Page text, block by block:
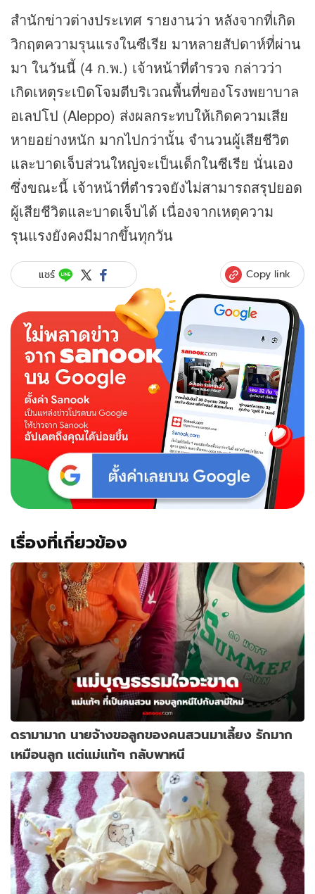
สำนักข่าวต่างประเทศ รายงานว่า หลังจากที่เกิด
วิกฤตความรุนแรงในซีเรีย มาหลายสัปดาห์ที่ผ่าน
มา ในวันนี้ (4 ก.พ.) เจ้าหน้าที่ตำรวจ กล่าวว่า
เกิดเหตุระเบิดโจมตีบริเวณพื้นที่ของโรงพยาบาล
อเลปโป (Aleppo) ส่งผลกระทบให้เกิดความเสีย
หายอย่างหนัก มากไปกว่านั้น จำนวนผู้เสียชีวิต
และบาดเจ็บส่วนใหญ่จะเป็นเด็กในซีเรีย นั่นเอง
ซึ่งขณะนี้ เจ้าหน้าที่ตำรวจยังไม่สามารถสรุปยอด
ผู้เสียชีวิตและบาดเจ็บได้ เนื่องจากเหตุความ
รุนแรงยังคงมีมากขึ้นทุกวัน
แชร์ Copy link
เรื่องที่เกี่ยวข้อง
ดรามามาก นายจ้างขอลูกของคนสวนมาเลี้ยง รักมาก
เหมือนลูก แต่แม่แท้ๆ กลับพาหนี